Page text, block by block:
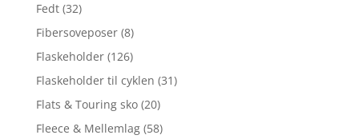
Fedt (32)
Fibersoveposer (8)
Flaskeholder (126)
Flaskeholder til cyklen (31)
Flats & Touring sko (20)
Fleece & Mellemlag (58)